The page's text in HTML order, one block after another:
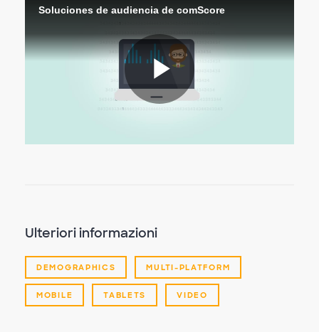
Soluciones de audiencia de comScore
Ulteriori informazioni
DEMOGRAPHICS MULTI-PLATFORM
MOBILE TABLETS VIDEO